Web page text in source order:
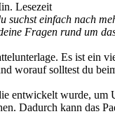
Lesezeit
suchst einfach nach
Fragen rund um
Es ist ein
worauf solltest du
entwickelt wurde,
Dadurch kann das